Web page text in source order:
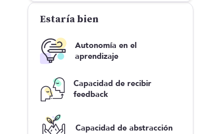
Estaría bien
Autonomía en el
aprendizaje
Capacidad de recibir
feedback
Capacidad de abstracción